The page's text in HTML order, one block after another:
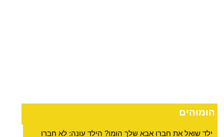
הומוהים
ילד שואל את חברו אבא שלך הומו? הילד עונה: לא חברו